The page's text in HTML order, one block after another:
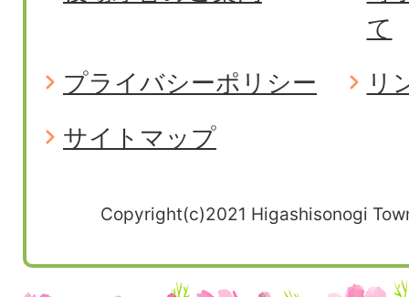
て
プライバシーポリシー
リ
サイトマップ
Copyright(c)2021 Higashisonogi